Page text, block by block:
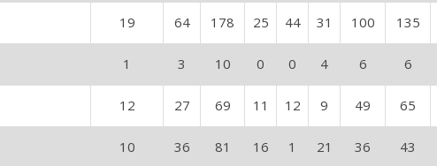
19 64 178 25 44 31 100 135
1 3 10 0 0 4 6 6
12 27 69 11 12 9 49 65
10 36 81 16 1 21 36 43